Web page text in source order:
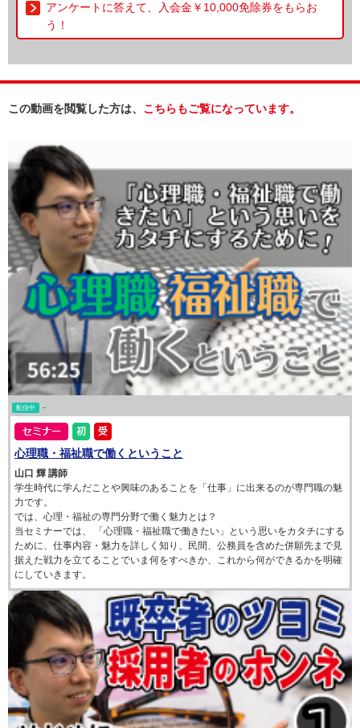
アンケートに答えて、入会金￥10,000免除券をもらお
う！
この動画を閲覧した方は、 こちらもご覧になっています。
配信中 ~
心理職・福祉職で働くということ
山口 輝 講師
学生時代に学んだことや興味のあることを「仕事」に出来るのが専門職の魅
力です。
では、心理・福祉の専門分野で働く魅力とは？
当セミナーでは、 「心理職・福祉職で働きたい」という思いをカタチにする
ために、仕事内容・魅力を詳しく知り、民間、公務員を含めた併願先まで見
据えた戦力を立てることでいま何をすべきか、これから何ができるかを明確
にしていきます。